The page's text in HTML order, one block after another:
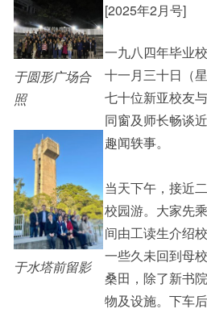
其他书院出版
新亚影集
影片库
Staff Engagement
Alumni Connections
于圆形广场合
照
于水塔前留影
[2025年2月号]
一九八四年毕业
十一月三十日（
七十位新亚校友
同窗及师长畅谈
趣闻轶事。
当天下午，接近
校园游。大家先
间由工读生介绍
一些久未回到母
桑田，除了新书
物及设施。下车